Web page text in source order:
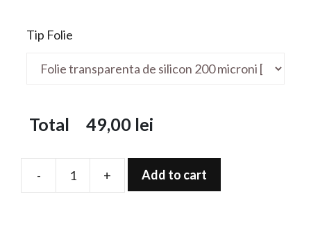
Tip Folie
Total 49,00 lei
-
Folie
+ Add to cart